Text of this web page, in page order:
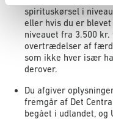
spirituskørsel i
eller hvis du er
niveauet fra 3.500
overtrædelser af
som ikke hver især
derover.
Du afgiver
fremgår af Det
begået i udlandet, og